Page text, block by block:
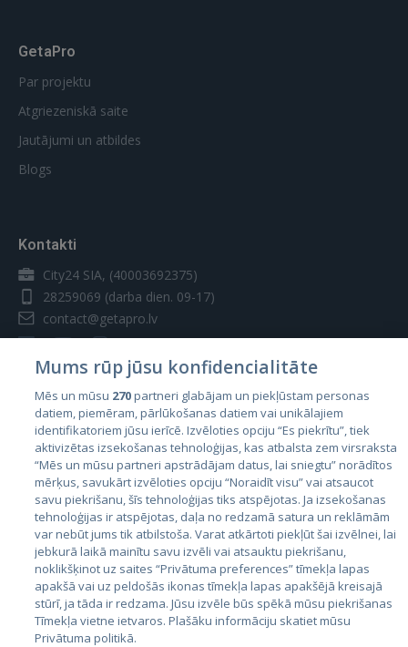
GetaPro
Par projektu
Atgriezeniskā saite
Jautājumi un atbildes
Blogs
Kontakti
City24 SIA, (40003692375)
28259069 (darba dien. 09-17)
contact@getapro.lv
Valstis
Igaunija
Latvija
Lietuva
Mums rūp jūsu konfidencialitāte
Mēs un mūsu 270partneri glabājam un piekļūstam personas
datiem, piemēram, pārlūkošanas datiem vai unikālajiem
identifikatoriem jūsu ierīcē. Izvēloties opciju “Es piekrītu”, tiek
aktivizētas izsekošanas tehnoloģijas, kas atbalsta zem virsraksta
“Mēs un mūsu partneri apstrādājam datus, lai sniegtu” norādītos
mērķus, savukārt izvēloties opciju “Noraidīt visu” vai atsaucot
savu piekrišanu, šīs tehnoloģijas tiks atspējotas. Ja izsekošanas
tehnoloģijas ir atspējotas, daļa no redzamā satura un reklāmām
var nebūt jums tik atbilstoša. Varat atkārtoti piekļūt šai izvēlnei, lai
jebkurā laikā mainītu savu izvēli vai atsauktu piekrišanu,
noklikšķinot uz saites “Privātuma preferences” tīmekļa lapas
apakšā vai uz peldošās ikonas tīmekļa lapas apakšējā kreisajā
stūrī, ja tāda ir redzama. Jūsu izvēle būs spēkā mūsu piekrišanas
Tīmekļa vietne ietvaros. Plašāku informāciju skatiet mūsu
Privātuma politikā.